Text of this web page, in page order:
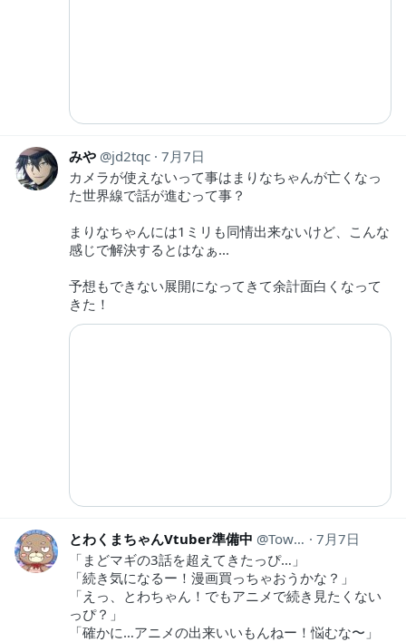
みや jd2tqc 7月7日
カメラが使えないって事はまりなちゃんが亡くなっ
た世界線で話が進むって事？
まりなちゃんには1ミリも同情出来ないけど、こんな
感じで解決するとはなぁ...
予想もできない展開になってきて余計面白くなって
きた！
とわくまちゃんVtuber準備中 TowaKumachan
7月7日
「まどマギの3話を超えてきたっぴ…」
「続き気になるー！漫画買っちゃおうかな？」
「えっ、とわちゃん！でもアニメで続き見たくない
っぴ？」
「確かに…アニメの出来いいもんねー！悩むな〜」